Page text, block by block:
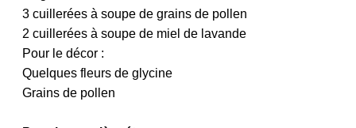
3 cuillerées à soupe de grains de pollen
2 cuillerées à soupe de miel de lavande
Pour le décor :
Quelques fleurs de glycine
Grains de pollen